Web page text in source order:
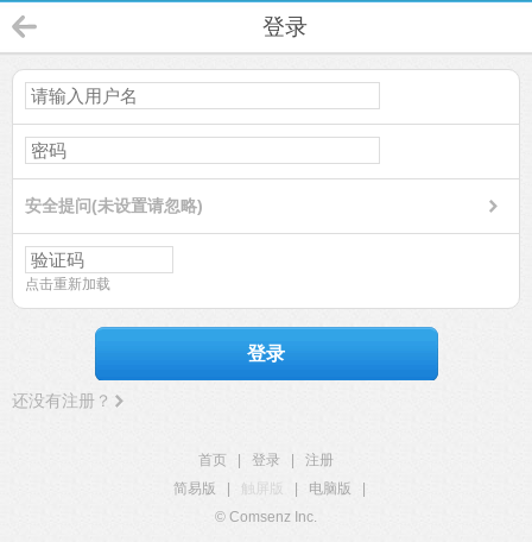
登录
安全提问(未设置请忽略)
点击重新加载
登录
还没有注册？
首页 登录
注册
简易版
触屏版 电脑版
© Comsenz Inc.